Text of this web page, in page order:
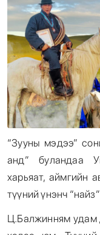
Эрэн
“Зууны мэдээ”
анд” буландаа
харьяат, аймгийн
түүний үнэнч
Ц.Балжинням удам